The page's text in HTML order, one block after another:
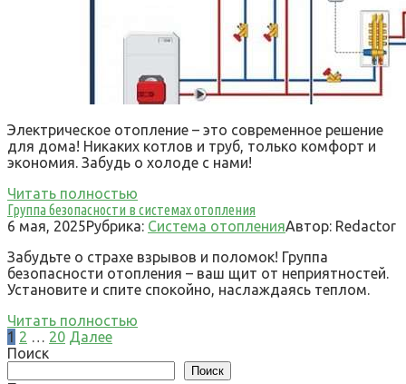
Электрическое отопление – это современное решение
для дома! Никаких котлов и труб, только комфорт и
экономия. Забудь о холоде с нами!
Читать полностью
Группа безопасности в системах отопления
6 мая, 2025Рубрика: Система отопленияАвтор: Redactor
Забудьте о страхе взрывов и поломок! Группа
безопасности отопления – ваш щит от неприятностей.
Установите и спите спокойно, наслаждаясь теплом.
Читать полностью
Пагинация
записей
1 2 … 20 Далее
Поиск
Поиск